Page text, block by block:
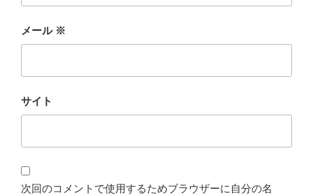
メール ※
サイト
次回のコメントで使用するためブラウザーに自分の名